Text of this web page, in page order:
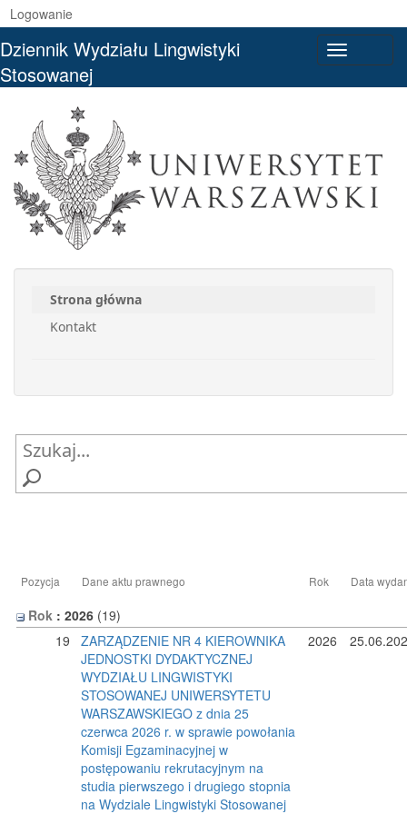
Logowanie
Dziennik Wydziału Lingwistyki
Stosowanej
Strona główna
Kontakt
Pozycja Dane aktu prawnego Rok Data
Rok : 2026 ‎(19)
19
ZARZĄDZENIE NR 4 KIEROWNIKA
JEDNOSTKI DYDAKTYCZNEJ
WYDZIAŁU LINGWISTYKI
STOSOWANEJ UNIWERSYTETU
WARSZAWSKIEGO z dnia 25
czerwca 2026 r. w sprawie powołania
Komisji Egzaminacyjnej w
postępowaniu rekrutacyjnym na
studia pierwszego i drugiego stopnia
na Wydziale Lingwistyki Stosowanej
2026